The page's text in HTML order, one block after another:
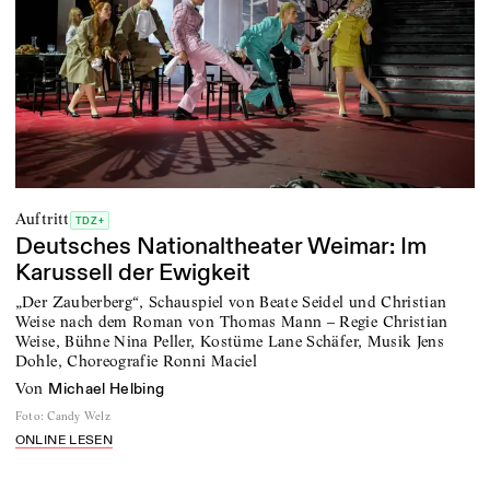
Auftritt TDZ+
Deutsches Nationaltheater Weimar: Im
Karussell der Ewigkeit
„Der Zauberberg“, Schauspiel von Beate Seidel und Christian
Weise nach dem Roman von Thomas Mann – Regie Christian
Weise, Bühne Nina Peller, Kostüme Lane Schäfer, Musik Jens
Dohle, Choreografie Ronni Maciel
von Michael Helbing
Foto: Candy Welz
ONLINE LESEN